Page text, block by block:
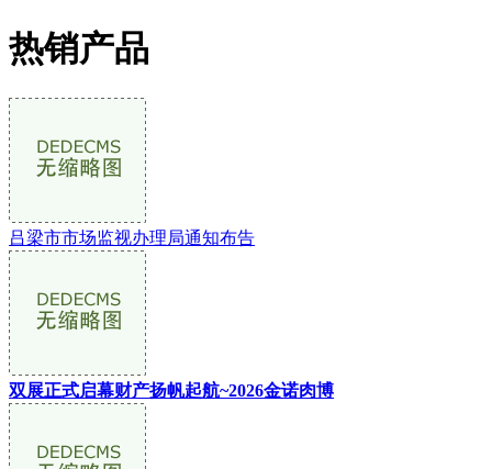
热销产品
吕梁市市场监视办理局通知布告
双展正式启幕财产扬帆起航~2026金诺肉博